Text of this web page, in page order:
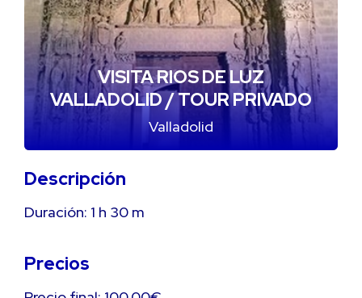
VISITA RIOS DE LUZ
VALLADOLID / TOUR PRIVADO
Valladolid
Descripción
Duración: 1 h 30 m
Precios